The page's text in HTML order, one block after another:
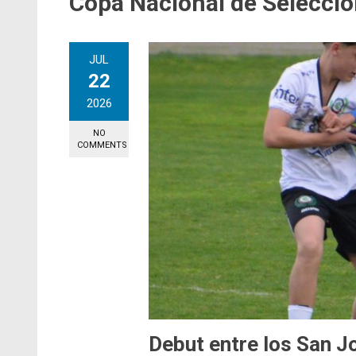
JUL
22
2026
NO
COMMENTS
Debut entre los San